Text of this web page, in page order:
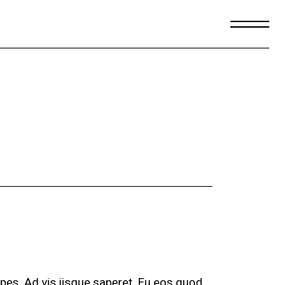
Ad vis iisque saperet. Eu eos quod